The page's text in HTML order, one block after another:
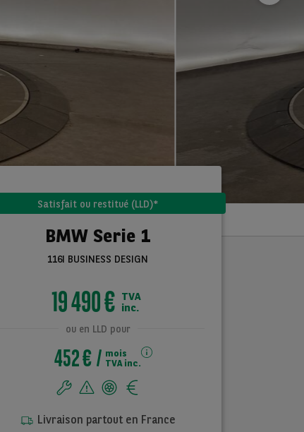
Satisfait ou restitué (LLD)*
BMW Serie 1
116I BUSINESS DESIGN
19 490 € TVA
inc.
ou en LLD pour
452 €
mois
TVA inc.
Livraison partout en France